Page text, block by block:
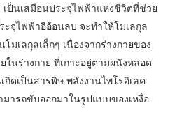
เป็นเสมือนประจุไฟฟ้าแห่งชีวิตที่ช่วย
จุไฟฟ้าอีอ้อนลบ จะทำให้โมเลกุล
มเลกุลเล็กๆ เนื่องจากร่างกายของ
ในร่างกาย ที่เกาะอยู่ตามผนังหลอด
ดเป็นสารพิษ พลังงานไพโรอิเลค
ารถขับออกมาในรูปแบบของเหงื่อ